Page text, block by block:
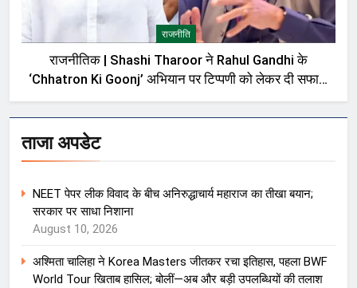
राजनीति
राजनीतिक | Shashi Tharoor ने Rahul Gandhi के
‘Chhatron Ki Goonj’ अभियान पर टिप्पणी को लेकर दी सफाई,
बोले—मेरी बात को गलत तरीके से पेश किया गया
ताजा अपडेट
NEET पेपर लीक विवाद के बीच अनिरुद्धाचार्य महाराज का तीखा बयान;
सरकार पर साधा निशाना
August 10, 2026
अश्मिता चालिहा ने Korea Masters जीतकर रचा इतिहास, पहला BWF
World Tour खिताब हासिल; बोलीं—अब और बड़ी उपलब्धियों की तलाश